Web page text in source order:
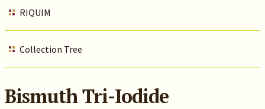
RIQUIM
Collection Tree
Bismuth Tri-Iodide